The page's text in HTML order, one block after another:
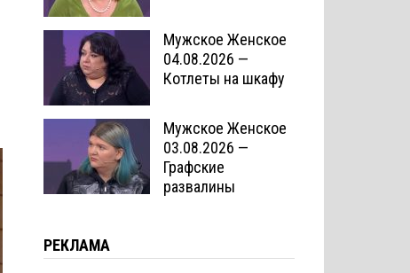
Мужское Женское
04.08.2026 —
Котлеты на шкафу
Мужское Женское
03.08.2026 —
Графские
развалины
РЕКЛАМА